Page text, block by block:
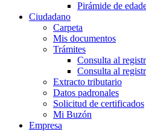
Pirámide de
Ciudadano
Carpeta
Mis documentos
Trámites
Consulta al
Consulta al
Extracto tributario
Datos padronales
Solicitud de certificados
Mi Buzón
Empresa